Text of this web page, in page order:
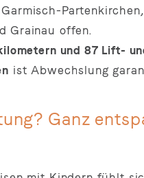
Partenkirchen,
Grainau offen.
und 87 Lift-
ist Abwechslung
Ganz